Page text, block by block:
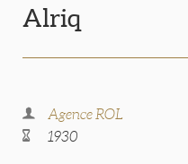
Alriq
Agence ROL
1930